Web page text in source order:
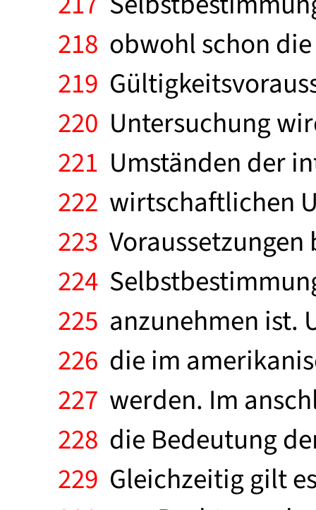
218 obwohl schon
219
220 Untersuchung
221 Umständen der
222 wirtschaftlichen
223
224
225 anzunehmen ist.
226 die im
227 werden. Im
228 die Bedeutung
229 Gleichzeitig gilt